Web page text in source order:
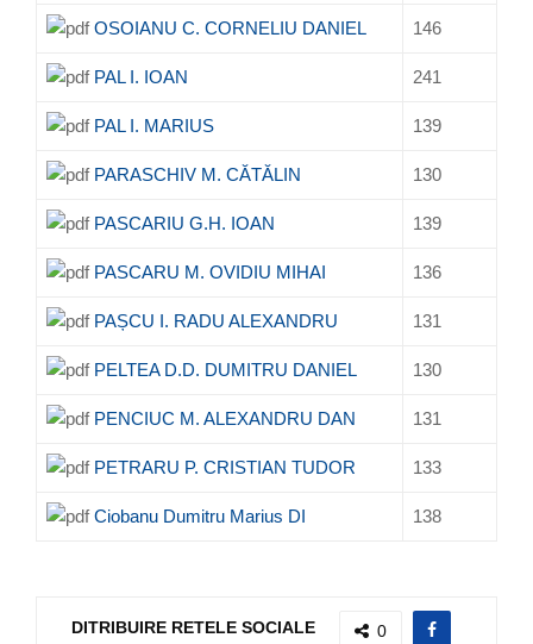
OSOIANU C. CORNELIU DANIEL 146
PAL I. IOAN 241
PAL I. MARIUS 139
PARASCHIV M. CĂTĂLIN 130
PASCARIU G.H. IOAN 139
PASCARU M. OVIDIU MIHAI 136
PAȘCU I. RADU ALEXANDRU 131
PELTEA D.D. DUMITRU DANIEL 130
PENCIUC M. ALEXANDRU DAN 131
PETRARU P. CRISTIAN TUDOR 133
Ciobanu Dumitru Marius DI 138
DITRIBUIRE RETELE SOCIALE 0